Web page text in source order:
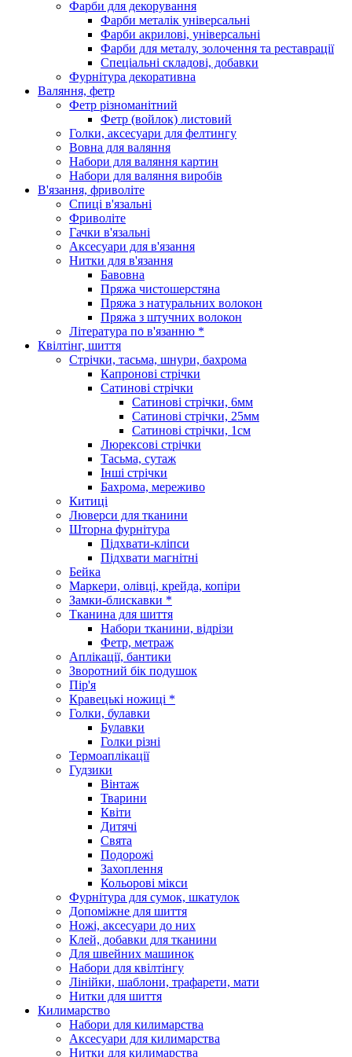
Фарби для декорування
Фарби металік універсальні
Фарби акрилові, універсальні
Фарби для металу, золочення та реставрації
Спеціальні складові, добавки
Фурнітура декоративна
Валяння, фетр
Фетр різноманітний
Фетр (войлок) листовий
Голки, аксесуари для фелтингу
Вовна для валяння
Набори для валяння картин
Набори для валяння виробів
В'язання, фриволіте
Спиці в'язальні
Фриволіте
Гачки в'язальні
Аксесуари для в'язання
Нитки для в'язання
Бавовна
Пряжа чистошерстяна
Пряжа з натуральних волокон
Пряжа з штучних волокон
Література по в'язанню *
Квілтінг, шиття
Стрічки, тасьма, шнури, бахрома
Капронові стрічки
Сатинові стрічки
Сатинові стрічки, 6мм
Сатинові стрічки, 25мм
Сатинові стрічки, 1см
Люрексові стрічки
Тасьма, сутаж
Інші стрічки
Бахрома, мереживо
Китиці
Люверси для тканини
Шторна фурнітура
Підхвати-кліпси
Підхвати магнітні
Бейка
Маркери, олівці, крейда, копіри
Замки-блискавки *
Тканина для шиття
Набори тканини, відрізи
Фетр, метраж
Аплікації, бантики
Зворотний бік подушок
Пір'я
Кравецькі ножиці *
Голки, булавки
Булавки
Голки різні
Термоаплікації
Гудзики
Вінтаж
Тварини
Квіти
Дитячі
Свята
Подорожі
Захоплення
Кольорові мікси
Фурнітура для сумок, шкатулок
Допоміжне для шиття
Ножі, аксесуари до них
Клей, добавки для тканини
Для швейних машинок
Набори для квілтінгу
Лінійки, шаблони, трафарети, мати
Нитки для шиття
Килимарство
Набори для килимарства
Аксесуари для килимарства
Нитки для килимарства